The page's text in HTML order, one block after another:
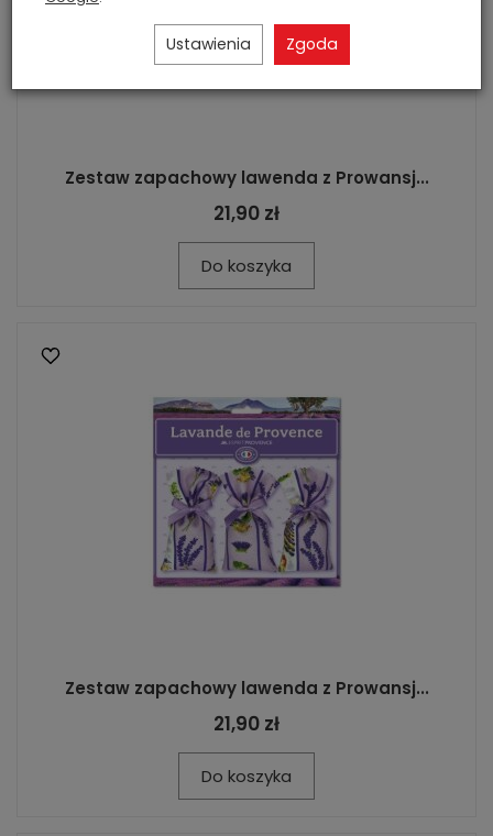
Zestaw zapachowy lawenda z Prowansj...
21,90 zł
Do koszyka
Zestaw zapachowy lawenda z Prowansj...
21,90 zł
Do koszyka
Ustawienia Zgoda